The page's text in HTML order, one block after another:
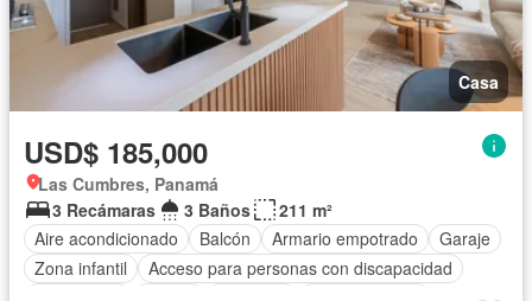
Casa
USD$ 185,000
Las Cumbres, Panamá
3 Recámaras
3 Baños
211 m²
Aire acondicionado
Balcón Armario empotrado
Garaje
Zona infantil
Acceso para personas con discapacidad